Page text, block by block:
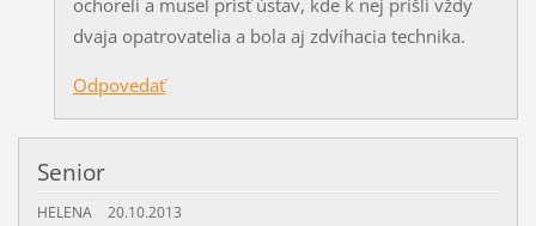
ochoreli a musel prísť ústav, kde k nej prišli vždy
dvaja opatrovatelia a bola aj zdvíhacia technika.
Odpovedať
Senior
HELENA 20.10.2013